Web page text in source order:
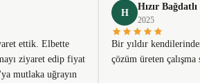
ettik. Elbette
ziyaret edip fiyat
mutlaka uğrayın
H
Hızır Bağdatlı
2025
Bir yıldır
çözüm üreten